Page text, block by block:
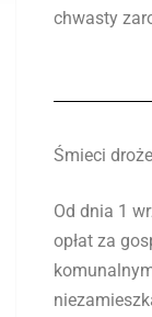
chwasty
Śmieci
Od dnia 1
opłat za